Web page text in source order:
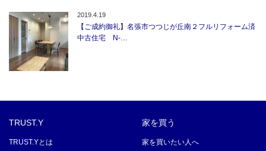
2019.4.19
【ご成約御礼】名張市つつじが丘南２フルリフォーム済
中古住宅 N-…
TRUST.Y
TRUST.Yとは
家を買う
家を買いたい人へ